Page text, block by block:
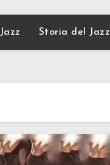
Storia del Jazz